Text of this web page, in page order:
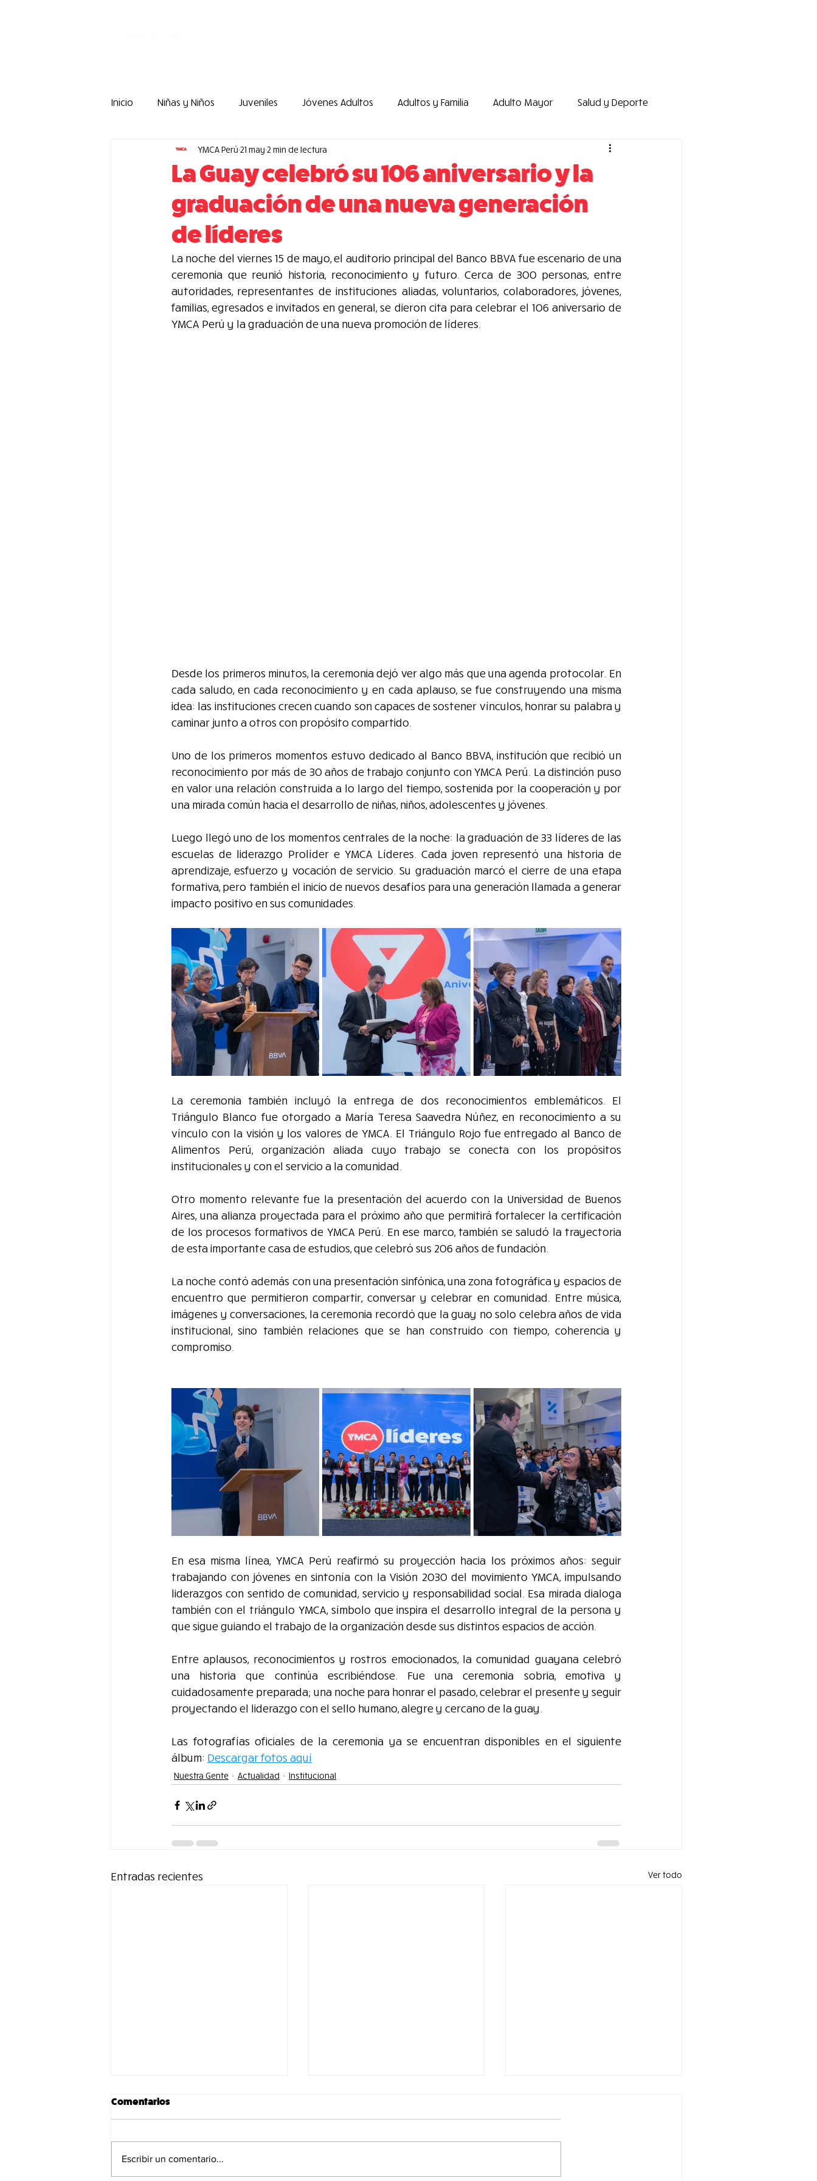
Inicio Niñas y Niños Juveniles Jóvenes Adultos Adultos y Familia Adulto Mayor Salud y Deporte
Actualidad Nuestra Gente YMCA Voz Voluntariado y Liderazgo
YMCA Colegios Campamentos Misión Desarrollo y Sostenibilidad Programas Internacionales
La Guay celebró su 106 aniversario y la
graduación de una nueva generación
de líderes
YMCA Perú 21 may 2 min de lectura
La noche del viernes 15 de mayo, el auditorio principal del Banco BBVA fue escenario de una
ceremonia que reunió historia, reconocimiento y futuro. Cerca de 300 personas, entre
autoridades, representantes de instituciones aliadas, voluntarios, colaboradores, jóvenes,
familias, egresados e invitados en general, se dieron cita para celebrar el 106 aniversario de
YMCA Perú y la graduación de una nueva promoción de líderes.
Desde los primeros minutos, la ceremonia dejó ver algo más que una agenda protocolar. En
cada saludo, en cada reconocimiento y en cada aplauso, se fue construyendo una misma
idea: las instituciones crecen cuando son capaces de sostener vínculos, honrar su palabra y
caminar junto a otros con propósito compartido.
Uno de los primeros momentos estuvo dedicado al Banco BBVA, institución que recibió un
reconocimiento por más de 30 años de trabajo conjunto con YMCA Perú. La distinción puso
en valor una relación construida a lo largo del tiempo, sostenida por la cooperación y por
una mirada común hacia el desarrollo de niñas, niños, adolescentes y jóvenes.
Luego llegó uno de los momentos centrales de la noche: la graduación de 33 líderes de las
escuelas de liderazgo Prolíder e YMCA Líderes. Cada joven representó una historia de
aprendizaje, esfuerzo y vocación de servicio. Su graduación marcó el cierre de una etapa
formativa, pero también el inicio de nuevos desafíos para una generación llamada a generar
impacto positivo en sus comunidades.
La ceremonia también incluyó la entrega de dos reconocimientos emblemáticos. El
Triángulo Blanco fue otorgado a María Teresa Saavedra Núñez, en reconocimiento a su
vínculo con la visión y los valores de YMCA. El Triángulo Rojo fue entregado al Banco de
Alimentos Perú, organización aliada cuyo trabajo se conecta con los propósitos
institucionales y con el servicio a la comunidad.
Otro momento relevante fue la presentación del acuerdo con la Universidad de Buenos
Aires, una alianza proyectada para el próximo año que permitirá fortalecer la certificación
de los procesos formativos de YMCA Perú. En ese marco, también se saludó la trayectoria
de esta importante casa de estudios, que celebró sus 206 años de fundación.
La noche contó además con una presentación sinfónica, una zona fotográfica y espacios de
encuentro que permitieron compartir, conversar y celebrar en comunidad. Entre música,
imágenes y conversaciones, la ceremonia recordó que la guay no solo celebra años de vida
institucional, sino también relaciones que se han construido con tiempo, coherencia y
compromiso.
En esa misma línea, YMCA Perú reafirmó su proyección hacia los próximos años: seguir
trabajando con jóvenes en sintonía con la Visión 2030 del movimiento YMCA, impulsando
liderazgos con sentido de comunidad, servicio y responsabilidad social. Esa mirada dialoga
también con el triángulo YMCA, símbolo que inspira el desarrollo integral de la persona y
que sigue guiando el trabajo de la organización desde sus distintos espacios de acción.
Entre aplausos, reconocimientos y rostros emocionados, la comunidad guayana celebró
una historia que continúa escribiéndose. Fue una ceremonia sobria, emotiva y
cuidadosamente preparada; una noche para honrar el pasado, celebrar el presente y seguir
proyectando el liderazgo con el sello humano, alegre y cercano de la guay.
Las fotografías oficiales de la ceremonia ya se encuentran disponibles en el siguiente
álbum: Descargar fotos aquí
Nuestra Gente Actualidad Institucional
Entradas recientes Ver todo
Comentarios
Escribir un comentario...